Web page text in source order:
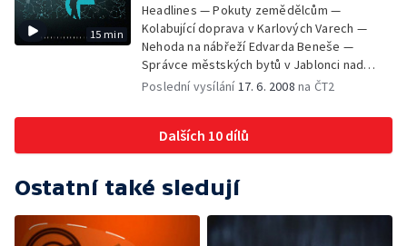
15 min
Headlines — Pokuty zemědělcům —
Kolabující doprava v Karlových Varech —
Nehoda na nábřeží Edvarda Beneše —
Správce městských bytů v Jablonci nad
Nisou — Kateřina Jacques odstoupila ze své
— Marcela Urbanová obviněna z křivé
výpovědi — Nadprůměrná sklizeň obilí —
Zloději památek — Projekt vagon —
Poslední vysílání17. 6. 2008 na ČT2
Dalších 10 dílů
Ostatní také sledují